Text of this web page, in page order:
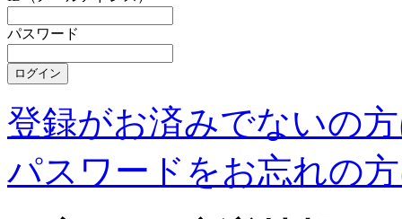
パスワード
登録がお済みでないの
パスワードをお忘れの